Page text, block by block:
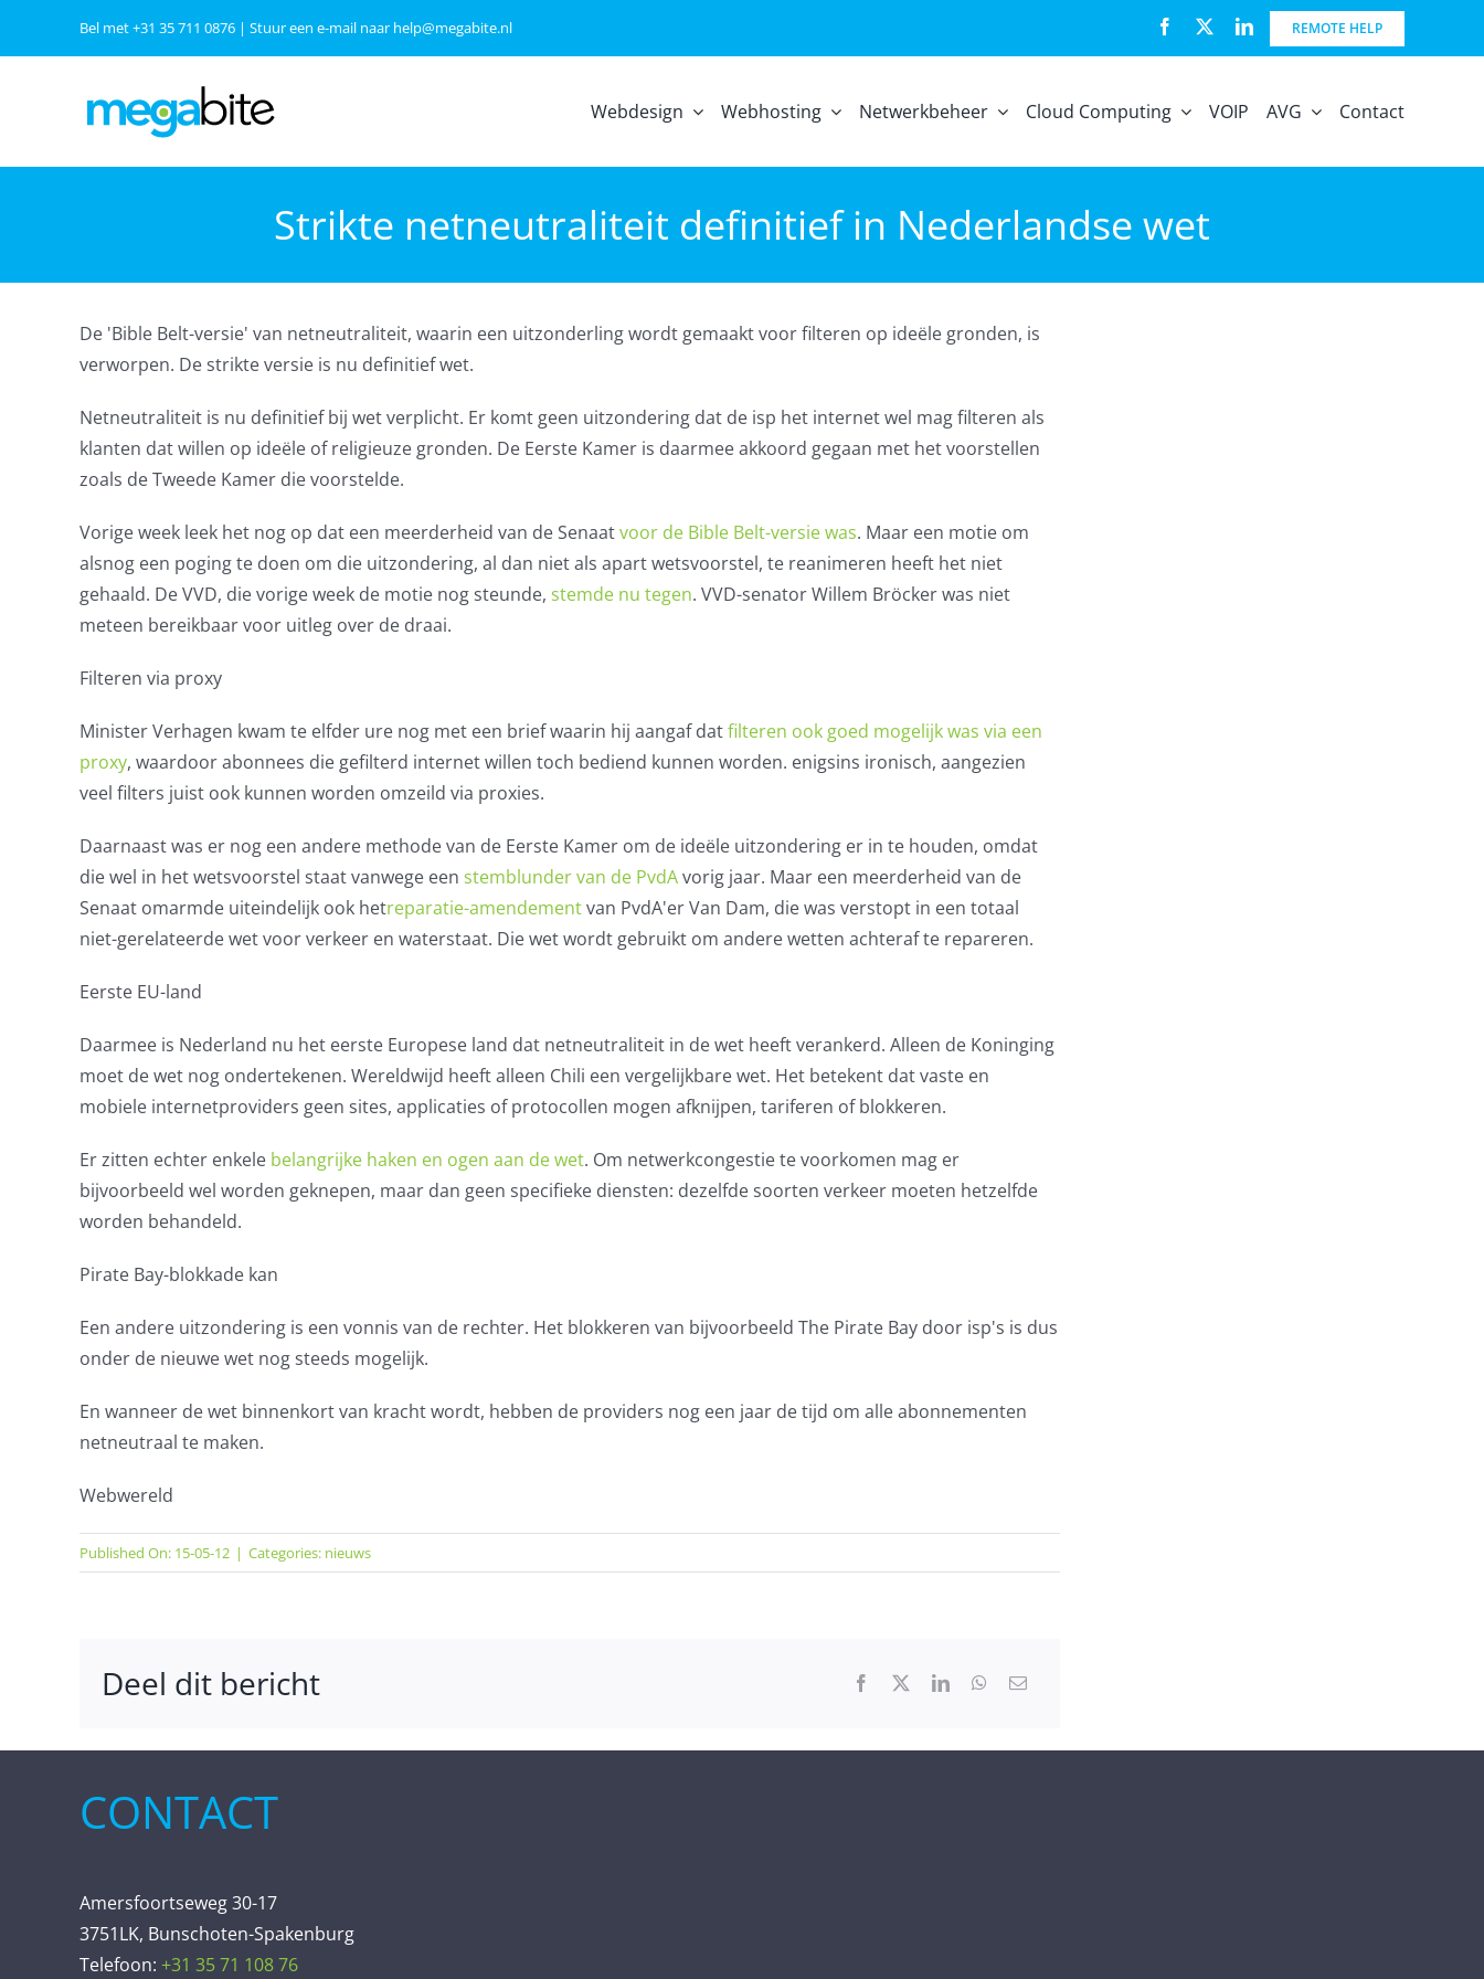
Bel met+31 35 711 0876| Stuur een e-mail naar help@megabite.nl REMOTE HELP
Webdesign Webhosting Netwerkbeheer Cloud Computing VOIP AVG Contact
Strikte netneutraliteit definitief in Nederlandse wet
De 'Bible Belt-versie' van netneutraliteit, waarin een uitzonderling wordt gemaakt voor filteren op ideële gronden, is
verworpen. De strikte versie is nu definitief wet.
Netneutraliteit is nu definitief bij wet verplicht. Er komt geen uitzondering dat de isp het internet wel mag filteren als
klanten dat willen op ideële of religieuze gronden. De Eerste Kamer is daarmee akkoord gegaan met het voorstellen
zoals de Tweede Kamer die voorstelde.
Vorige week leek het nog op dat een meerderheid van de Senaatvoor de Bible Belt-versie was. Maar een motie om
alsnog een poging te doen om die uitzondering, al dan niet als apart wetsvoorstel, te reanimeren heeft het niet
gehaald. De VVD, die vorige week de motie nog steunde, stemde nu tegen. VVD-senator Willem Bröcker was niet
meteen bereikbaar voor uitleg over de draai.
Filteren via proxy
Minister Verhagen kwam te elfder ure nog met een brief waarin hij aangaf datfilteren ook goed mogelijk was via een
proxy, waardoor abonnees die gefilterd internet willen toch bediend kunnen worden. enigsins ironisch, aangezien
veel filters juist ook kunnen worden omzeild via proxies.
Daarnaast was er nog een andere methode van de Eerste Kamer om de ideële uitzondering er in te houden, omdat
die wel in het wetsvoorstel staat vanwege een stemblunder van de PvdAvorig jaar. Maar een meerderheid van de
Senaat omarmde uiteindelijk ook hetreparatie-amendementvan PvdA'er Van Dam, die was verstopt in een totaal
niet-gerelateerde wet voor verkeer en waterstaat. Die wet wordt gebruikt om andere wetten achteraf te repareren.
Eerste EU-land
Daarmee is Nederland nu het eerste Europese land dat netneutraliteit in de wet heeft verankerd. Alleen de Koninging
moet de wet nog ondertekenen. Wereldwijd heeft alleen Chili een vergelijkbare wet. Het betekent dat vaste en
mobiele internetproviders geen sites, applicaties of protocollen mogen afknijpen, tariferen of blokkeren.
Er zitten echter enkele belangrijke haken en ogen aan de wet. Om netwerkcongestie te voorkomen mag er
bijvoorbeeld wel worden geknepen, maar dan geen specifieke diensten: dezelfde soorten verkeer moeten hetzelfde
worden behandeld.
Pirate Bay-blokkade kan
Een andere uitzondering is een vonnis van de rechter. Het blokkeren van bijvoorbeeld The Pirate Bay door isp's is dus
onder de nieuwe wet nog steeds mogelijk.
En wanneer de wet binnenkort van kracht wordt, hebben de providers nog een jaar de tijd om alle abonnementen
netneutraal te maken.
Webwereld
Published On: 15-05-12 | Categories: nieuws
Deel dit bericht
CONTACT
Amersfoortseweg 30-17
3751LK, Bunschoten-Spakenburg
Telefoon: +31 35 71 108 76